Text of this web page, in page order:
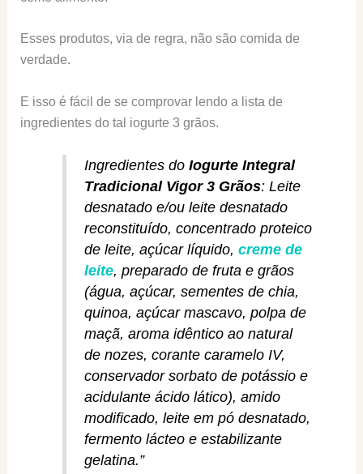
Esses produtos, via de regra, não são comida de
verdade.
E isso é fácil de se comprovar lendo a lista de
ingredientes do tal iogurte 3 grãos.
Ingredientes do Iogurte Integral
Tradicional Vigor 3 Grãos: Leite
desnatado e/ou leite desnatado
reconstituído, concentrado proteico
de leite, açúcar líquido, creme de
leite, preparado de fruta e grãos
(água, açúcar, sementes de chia,
quinoa, açúcar mascavo, polpa de
maçã, aroma idêntico ao natural
de nozes, corante caramelo IV,
conservador sorbato de potássio e
acidulante ácido lático), amido
modificado, leite em pó desnatado,
fermento lácteo e estabilizante
gelatina.”